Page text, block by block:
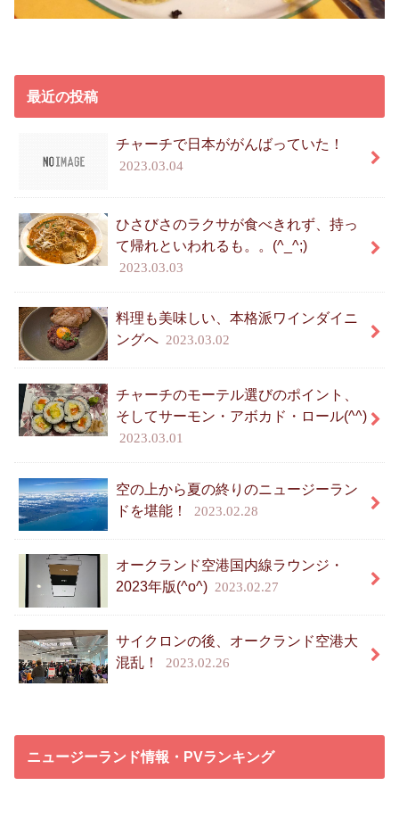
最近の投稿
チャーチで日本ががんばっていた！
2023.03.04
ひさびさのラクサが食べきれず、持っ
て帰れといわれるも。。(^_^;)
2023.03.03
料理も美味しい、本格派ワインダイニ
ングへ 2023.03.02
チャーチのモーテル選びのポイント、
そしてサーモン・アボカド・ロール(^^)
2023.03.01
空の上から夏の終りのニュージーラン
ドを堪能！
2023.02.28
オークランド空港国内線ラウンジ・
2023年版(^o^) 2023.02.27
サイクロンの後、オークランド空港大
混乱！
2023.02.26
ニュージーランド情報・PVランキング